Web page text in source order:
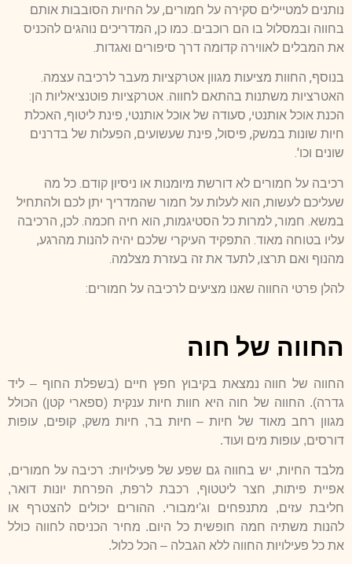
נותנים למטיילים סקירה על חמורים, על החיות הסובבות אותם
בחווה ובמסלול בו הם רוכבים. כמו כן, המדריכים נוהגים להכניס
את המבלים לאווירה קדומה דרך סיפורים ואגדות.
בנוסף, החוות מציעות מגוון אטרקציות מעבר לרכיבה עצמה.
האטרציות משתנות בהתאם לחווה. אטרקציות פוטנציאליות הן:
הכנת אוכל אותנטי, סעודה של אוכל אותנטי, פינת ליטוף, האכלת
חיות שונות במשק, פיסול, פינת שעשועים, הפעלות של בדרנים
שונים וכו'.
רכיבה על חמורים לא דורשת מיומנות או ניסיון קודם. כל מה
שעליכם לעשות, הוא לעלות על חמור שהמדריך יתן לכם ולהתחיל
במשא. חמור, למרות כל הסטיגמות, הוא חיה חכמה. לכן, הרכיבה
עליו בטוחה מאוד. התפקיד העיקרי שלכם יהיה להנות מהרגע,
מהנוף ואם תרצו, לתעד את זה בעזרת מצלמה.
להלן פרטי החווה שאנו מציעים לרכיבה על חמורים:
החווה של חוה
החווה של חווה נמצאת בקיבוץ חפץ חיים (בשפלת החוף – ליד
גדרה). החווה של חוה היא חוות חיות ענקית (ספארי קטן) הכולל
מגוון רחב מאוד של חיות – חיות בר, חיות משק, קופים, עופות
דורסים, עופות מים ועוד.
מלבד החיות, יש בחווה גם שפע של פעילויות: רכיבה על חמורים,
אפיית פיתות, חצר ליטטוף, רכבת לרפת, הפרחת יונות דואר,
חליבת עזים, מתנפחים וג'ימבורי. ההורים יכולים להצטרף או
להנות משתיה חמה חופשית כל היום. מחיר הכניסה לחווה כולל
את כל פעילויות החווה ללא הגבלה – הכל כלול.